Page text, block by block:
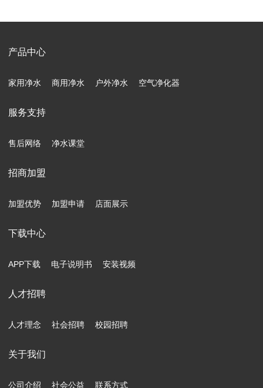
产品中心
家用净水 商用净水 户外净水 空气净化器
服务支持
售后网络 净水课堂
招商加盟
加盟优势 加盟申请 店面展示
下载中心
APP下载 电子说明书 安装视频
人才招聘
人才理念 社会招聘 校园招聘
关于我们
公司介绍 社会公益 联系方式